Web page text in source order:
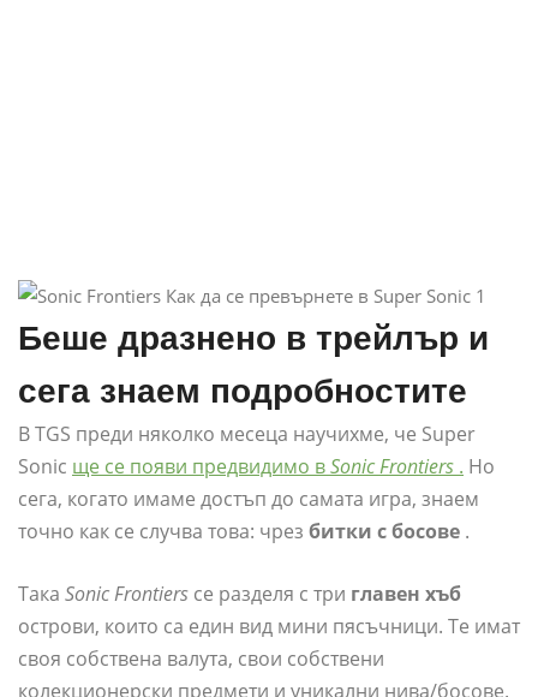
Беше дразнено в трейлър и
сега знаем подробностите
В TGS преди няколко месеца научихме, че Super
Sonic ще се появи предвидимо вSonic Frontiers . Но
сега, когато имаме достъп до самата игра, знаем
точно как се случва това: чрез битки с босове .
Така Sonic Frontiers се разделя с три главен хъб
острови, които са един вид мини пясъчници. Те имат
своя собствена валута, свои собствени
колекционерски предмети и уникални нива/босове.